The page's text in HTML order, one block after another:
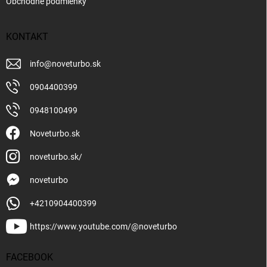
KONTAKT
info@noveturbo.sk
0904400399
0948100499
Noveturbo.sk
noveturbo.sk/
noveturbo
+4210904400399
https://www.youtube.com/@noveturbo
FACEBOOK